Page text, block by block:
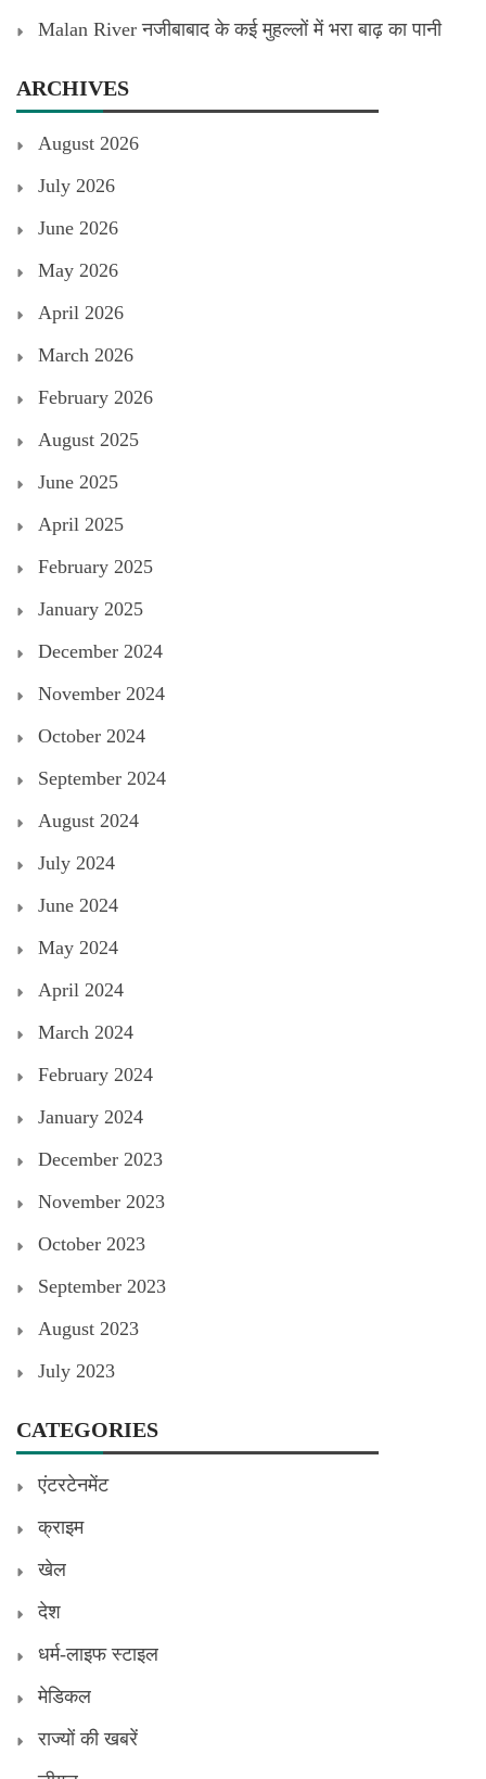
Malan River नजीबाबाद के कई मुहल्लों में भरा बाढ़ का पानी
ARCHIVES
August 2026
July 2026
June 2026
May 2026
April 2026
March 2026
February 2026
August 2025
June 2025
April 2025
February 2025
January 2025
December 2024
November 2024
October 2024
September 2024
August 2024
July 2024
June 2024
May 2024
April 2024
March 2024
February 2024
January 2024
December 2023
November 2023
October 2023
September 2023
August 2023
July 2023
CATEGORIES
एंटरटेनमेंट
क्राइम
खेल
देश
धर्म-लाइफ स्टाइल
मेडिकल
राज्यों की खबरें